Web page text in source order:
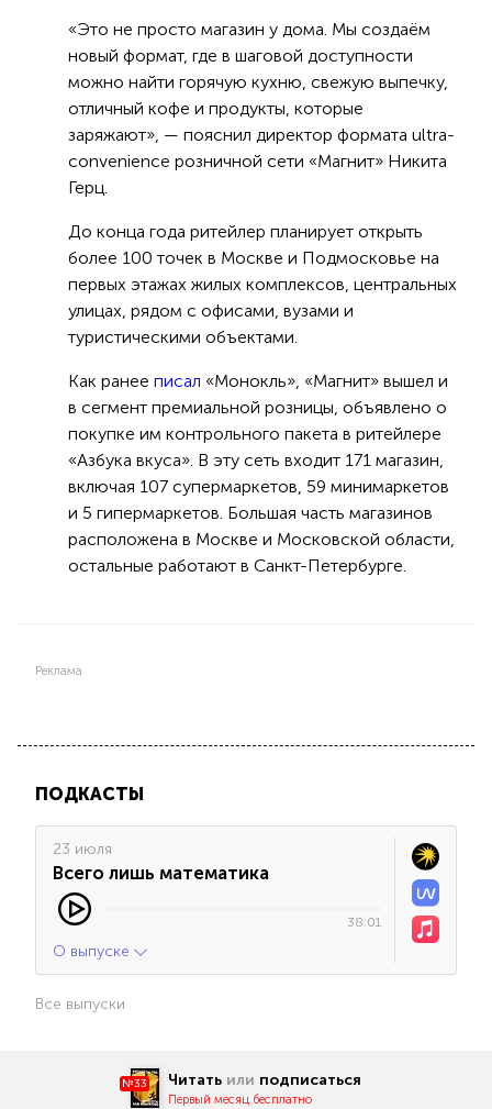
«Это не просто магазин у дома. Мы создаём
новый формат, где в шаговой доступности
можно найти горячую кухню, свежую выпечку,
отличный кофе и продукты, которые
заряжают», — пояснил директор формата ultra-
convenience розничной сети «Магнит» Никита
Герц.
До конца года ритейлер планирует открыть
более 100 точек в Москве и Подмосковье на
первых этажах жилых комплексов, центральных
улицах, рядом с офисами, вузами и
туристическими объектами.
Как ранее писал «Монокль», «Магнит» вышел и
в сегмент премиальной розницы, объявлено о
покупке им контрольного пакета в ритейлере
«Азбука вкуса». В эту сеть входит 171 магазин,
включая 107 супермаркетов, 59 минимаркетов
и 5 гипермаркетов. Большая часть магазинов
расположена в Москве и Московской области,
остальные работают в Санкт-Петербурге.
Реклама
ПОДКАСТЫ
23 июля
Всего лишь математика
38:01
О выпуске
Все выпуски
№33 Читать или подписаться
Первый месяц бесплатно